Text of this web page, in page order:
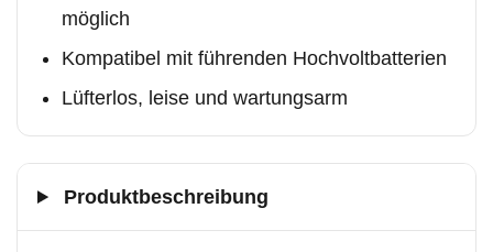
möglich
Kompatibel mit führenden Hochvoltbatterien
Lüfterlos, leise und wartungsarm
Produktbeschreibung